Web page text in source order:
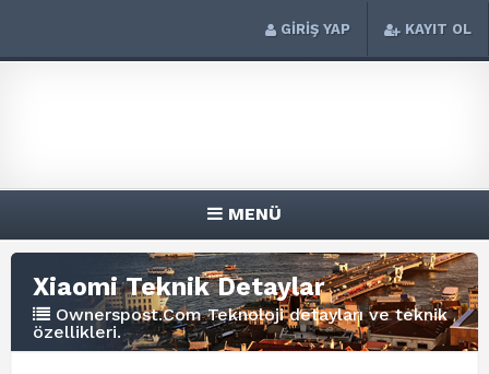
GİRİŞ YAP KAYIT OL
MENÜ
Xiaomi Teknik Detaylar
Ownerspost.Com Teknoloji detayları ve teknik
özellikleri.